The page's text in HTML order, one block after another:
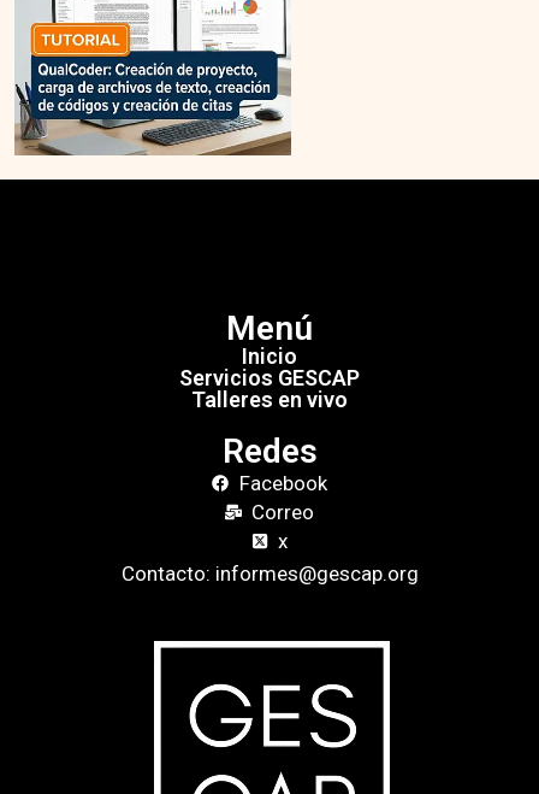
Menú
Inicio
Servicios GESCAP
Talleres en vivo
Redes
Facebook
Correo
x
Contacto: informes@gescap.org